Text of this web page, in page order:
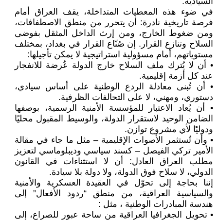
في ضوء هذه المعطيات المتداخلة، يقف العراق أمام
فرصة تاريخية نادرة: أن يتحرر من منطق الاصطفافات،
ومن ضغوط الخارج، ومن إرث الداخل المثقل بفوضى
السلاح وتنازع القرار. إن صُنّاع القرار في بغداد، بمختلف
مستوياتهم، أمام مسؤولية استراتيجية لا يمكن تأجيلها:
• أن لا يُترك ملف السلاح خارج الدولة عُرضة للانفجار
عند كل أزمة إقليمية.
• أن تُبنى معادلة الردع الوطنية على أساس سيادي،
دستوري، ومهني، لا على التحالفات الظرفية.
• أن يُعاد الاعتبار للمؤسسة الأمنية الرسمية، بوصفها
الضامن الوحيد لاستقرار الدولة، والوسيط المقبول محليًا
ودوليًا لأي مشروع توازن.
• وأن تُستثمر الأصوات الإقليمية – مثل ما جاء في مقالة
الأمير تركي الفيصل – كسند سياسي وديبلوماسي لتعزيز
مطلب العراق العادل: أن لا استثناءات في القانون
الدولي، لا سلاح فوق الدولة، ولا دولة بلا سيادة.
إننا بحاجة إلى تحوّل في العقيدة العسكرية والأمنية
والسياسية العراقية، من منطق “ردود الأفعال” إلى
هندسة المبادرات الوطنية ، مثل :
• تحويل الجغرافيا العراقية من ساحة عبور للصراع، إلى